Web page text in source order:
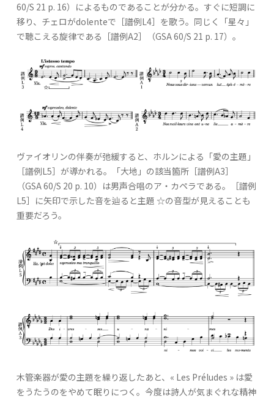
60/S 21 p. 16）によるものであることが分かる。すぐに短調に
移り、チェロがdolenteで［譜例L4］を歌う。同じく「星々」
で聴こえる旋律である［譜例A2］（GSA 60/S 21 p. 17）。
ヴァイオリンの伴奏が弛緩すると、ホルンによる「愛の主題」
［譜例L5］が導かれる。「大地」の該当箇所［譜例A3］
（GSA 60/S 20 p. 10）は男声合唱のア・カペラである。［譜例
L5］に矢印で示した音を辿ると主題 ☆の音型が見えることも
重要だろう。
木管楽器が愛の主題を繰り返したあと、« Les Préludes » は愛
をうたうのをやめて眠りにつく。今度は詩人が気まぐれな精神